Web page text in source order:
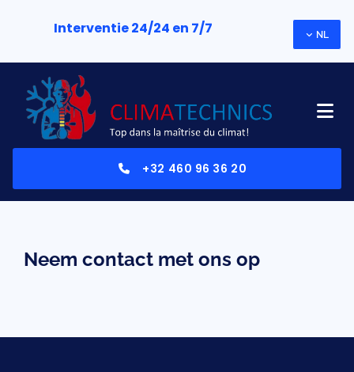
Interventie 24/24 en 7/7 NL
+32 460 96 36 20
Neem contact met ons op